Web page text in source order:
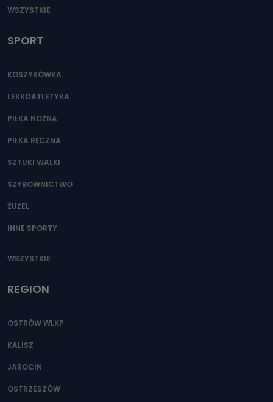
WSZYSTKIE
SPORT
KOSZYKÓWKA
LEKKOATLETYKA
PIŁKA NOŻNA
PIŁKA RĘCZNA
SZTUKI WALKI
SZYBOWNICTWO
ŻUŻEL
INNE SPORTY
WSZYSTKIE
REGION
OSTRÓW WLKP.
KALISZ
JAROCIN
OSTRZESZÓW